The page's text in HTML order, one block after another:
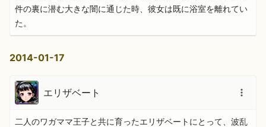
件の裏に潜む大きな闇に通じた時、彼女は既に浴室を離れてい
た。
2014-01-17
エリザベート
二人のワガママ王子と共に育ったエリザベートにとって、波乱